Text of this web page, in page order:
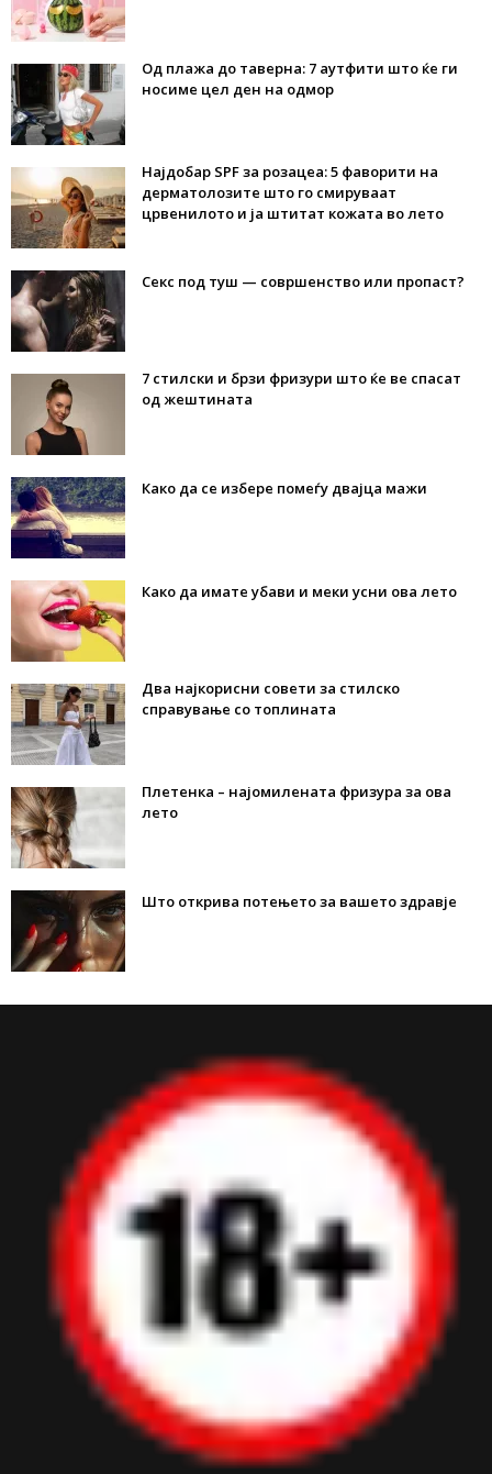
Од плажа до таверна: 7 аутфити што ќе ги
носиме цел ден на одмор
Најдобар SPF за розацеа: 5 фаворити на
дерматолозите што го смируваат
црвенилото и ја штитат кожата во лето
Секс под туш — совршенство или пропаст?
7 стилски и брзи фризури што ќе ве спасат
од жештината
Како да се избере помеѓу двајца мажи
Како да имате убави и меки усни ова лето
Два најкорисни совети за стилско
справување со топлината
Плетенка – најомилената фризура за ова
лето
Што открива потењето за вашето здравје